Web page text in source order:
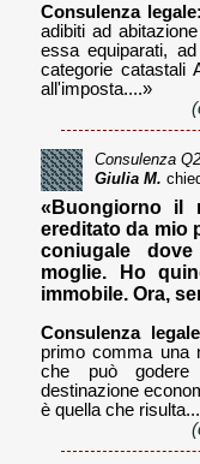
Consulenza legale:
adibiti ad
essa equiparati,
categorie catastali
all'imposta....»
Consulenza
Giulia M.
«Buongiorno il
ereditato da mio
coniugale
moglie. Ho
immobile. Ora,
Consulenza
primo comma una
che può
destinazione
è quella che